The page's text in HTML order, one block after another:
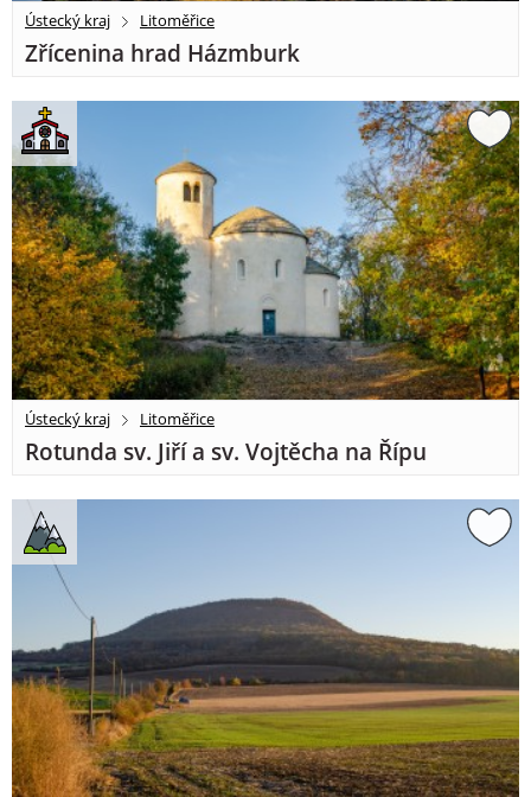
Ústecký kraj Litoměřice
Zřícenina hrad Házmburk
Ústecký kraj Litoměřice
Rotunda sv. Jiří a sv. Vojtěcha na Řípu